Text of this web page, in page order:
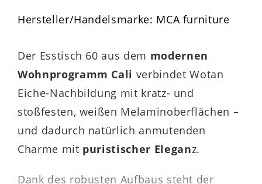
Hersteller/Handelsmarke: MCA furniture
Der Esstisch 60 aus dem modernen
Wohnprogramm Cali verbindet Wotan
Eiche-Nachbildung mit kratz- und
stoßfesten, weißen Melaminoberflächen –
und dadurch natürlich anmutenden
Charme mit puristischer Eleganz.
Dank des robusten Aufbaus steht der